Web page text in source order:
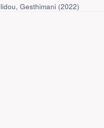
Gesthimani (2022)